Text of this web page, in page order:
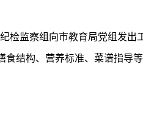
检监察组向市教育局党组发出
食结构、营养标准、菜谱指导等